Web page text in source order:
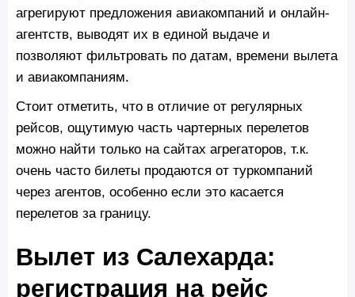
агрегируют предложения авиакомпаний и онлайн-
агентств, выводят их в единой выдаче и
позволяют фильтровать по датам, времени вылета
и авиакомпаниям.
Стоит отметить, что в отличие от регулярных
рейсов, ощутимую часть чартерных перелетов
можно найти только на сайтах агрегаторов, т.к.
очень часто билеты продаются от туркомпаний
через агентов, особенно если это касается
перелетов за границу.
Вылет из Салехарда:
регистрация на рейс